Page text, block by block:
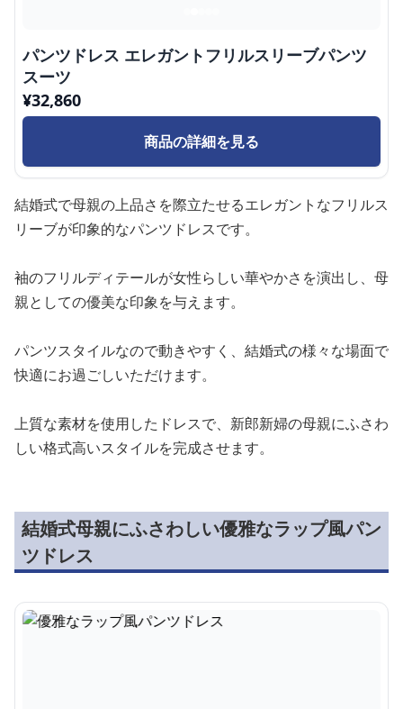
パンツドレス エレガントフリルスリーブパンツ
スーツ
¥32,860
商品の詳細を見る
結婚式で母親の上品さを際立たせるエレガントなフリルス
リーブが印象的なパンツドレスです。
袖のフリルディテールが女性らしい華やかさを演出し、母
親としての優美な印象を与えます。
パンツスタイルなので動きやすく、結婚式の様々な場面で
快適にお過ごしいただけます。
上質な素材を使用したドレスで、新郎新婦の母親にふさわ
しい格式高いスタイルを完成させます。
結婚式母親にふさわしい優雅なラップ風パン
ツドレス